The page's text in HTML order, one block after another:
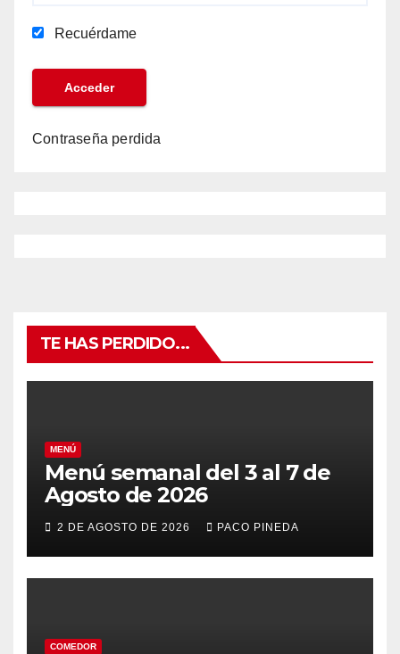
Recuérdame
Contraseña perdida
TE HAS PERDIDO...
MENÚ
Menú semanal del 3 al 7 de
Agosto de 2026
2 DE AGOSTO DE 2026 PACO PINEDA
COMEDOR